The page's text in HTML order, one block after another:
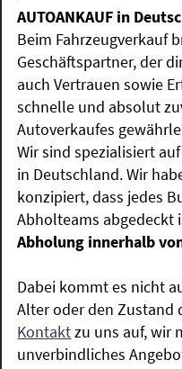
AUTOANKAUF in
Beim Fahrzeugverkauf
Geschäftspartner, der
auch Vertrauen sowie
schnelle und absolut
Autoverkaufes
Wir sind spezialisiert
in Deutschland. Wir
konzipiert, dass jedes
Abholteams abgedeckt
Abholung innerhalb
Dabei kommt es nicht
Alter oder den Zustand
Kontaktzu uns auf, wir
unverbindliches